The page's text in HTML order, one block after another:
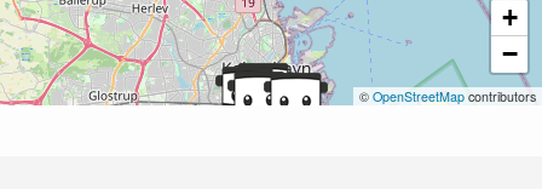
+
−
© OpenStreetMap contributors